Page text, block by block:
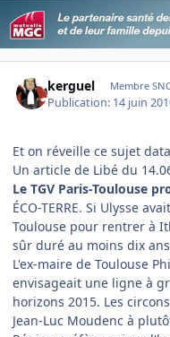
kerguel Membre
Publication: 14 juin
Et on réveille ce sujet
Un article de Libé du
Le TGV Paris-Toulouse
ÉCO-TERRE. Si Ulysse
Toulouse pour rentrer à
sûr duré au moins dix
L'ex-maire de Toulouse
envisageait une ligne à
horizons 2015. Les
Jean-Luc Moudenc à